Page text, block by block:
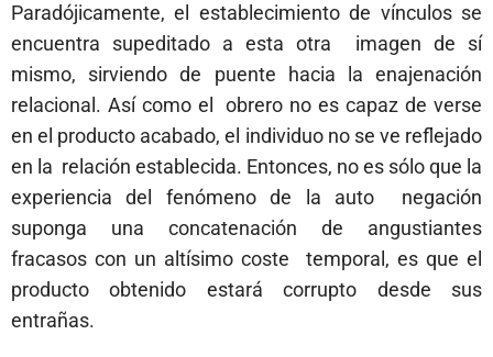
Paradójicamente, el establecimiento de vínculos se
encuentra supeditado a esta otra imagen de sí
mismo, sirviendo de puente hacia la enajenación
relacional. Así como el obrero no es capaz de verse
en el producto acabado, el individuo no se ve reflejado
en la relación establecida. Entonces, no es sólo que la
experiencia del fenómeno de la auto negación
suponga una concatenación de angustiantes
fracasos con un altísimo coste temporal, es que el
producto obtenido estará corrupto desde sus
entrañas.